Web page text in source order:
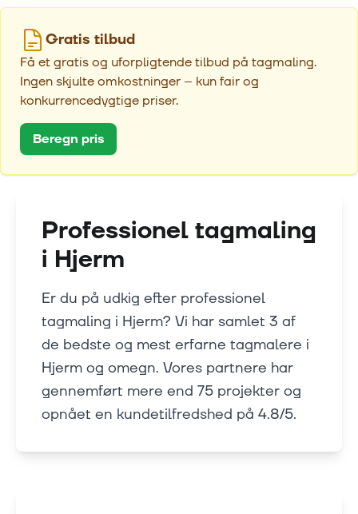
Gratis tilbud
Få et gratis og uforpligtende tilbud på tagmaling.
Ingen skjulte omkostninger – kun fair og
konkurrencedygtige priser.
Beregn pris
Professionel tagmaling
i Hjerm
Er du på udkig efter professionel
tagmaling i Hjerm? Vi har samlet 3 af
de bedste og mest erfarne tagmalere i
Hjerm og omegn. Vores partnere har
gennemført mere end 75 projekter og
opnået en kundetilfredshed på 4.8/5.